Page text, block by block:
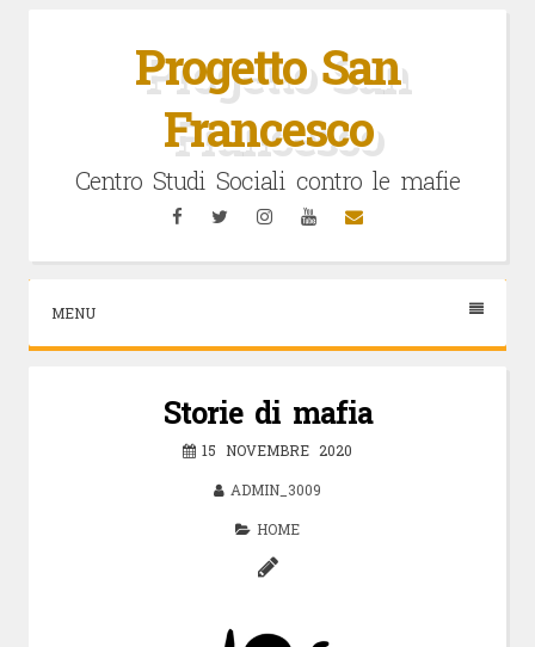
Progetto San
Francesco
Centro Studi Sociali contro le mafie
FacebookTwitterInstagramYouTubeEmail
MENU
Storie di mafia
15 NOVEMBRE 2020
ADMIN_3009
HOME